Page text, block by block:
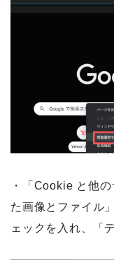
・「Cookie と他
た画像とファイル
ェックを入れ、「